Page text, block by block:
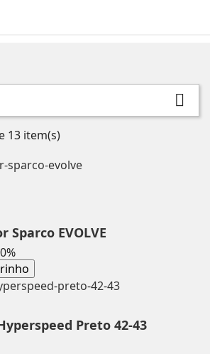

13 item(s)
EVOLVE
Preço
Preto 42-43